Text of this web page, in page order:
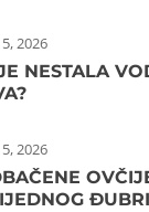
2026
NESTALA
2026